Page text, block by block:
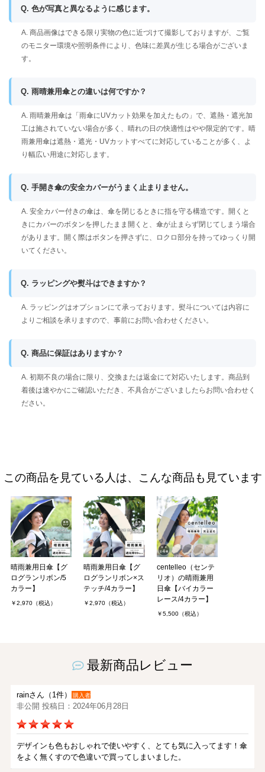
Q. 色が写真と異なるように感じます。
A. 商品画像はできる限り実物の色に近づけて撮影しておりますが、ご覧
のモニター環境や照明条件により、色味に差異が生じる場合がございま
す。
Q. 雨晴兼用傘との違いは何ですか？
A. 雨晴兼用傘は「雨傘にUVカット効果を加えたもの」で、遮熱・遮光加
工は施されていない場合が多く、晴れの日の快適性はやや限定的です。晴
雨兼用傘は遮熱・遮光・UVカットすべてに対応していることが多く、よ
り幅広い用途に対応します。
Q. 手開き傘の安全カバーがうまく止まりません。
A. 安全カバー付きの傘は、傘を閉じるときに指を守る構造です。開くと
きにカバーのボタンを押したまま開くと、傘が止まらず閉じてしまう場合
があります。開く際はボタンを押さずに、ロクロ部分を持ってゆっくり開
いてください。
Q. ラッピングや熨斗はできますか？
A. ラッピングはオプションにて承っております。熨斗については内容に
よりご相談を承りますので、事前にお問い合わせください。
Q. 商品に保証はありますか？
A. 初期不良の場合に限り、交換または返金にて対応いたします。商品到
着後は速やかにご確認いただき、不具合がございましたらお問い合わせく
ださい。
この商品を見ている人は、こんな商品も見ています
晴雨兼用日傘【グ
ログランリボン/5
カラー】
￥2,970（税込）
晴雨兼用日傘【グ
ログランリボン×ス
テッチ/4カラー】
￥2,970（税込）
centelleo（センテ
リオ）の晴雨兼用
日傘【バイカラー
レース/4カラー】
￥5,500（税込）
最新商品レビュー
rainさん（1件） 購入者
非公開 投稿日：2024年06月28日
デザインも色もおしゃれで使いやすく、とても気に入ってます！傘
をよく無くすので色違いで買ってしまいました。